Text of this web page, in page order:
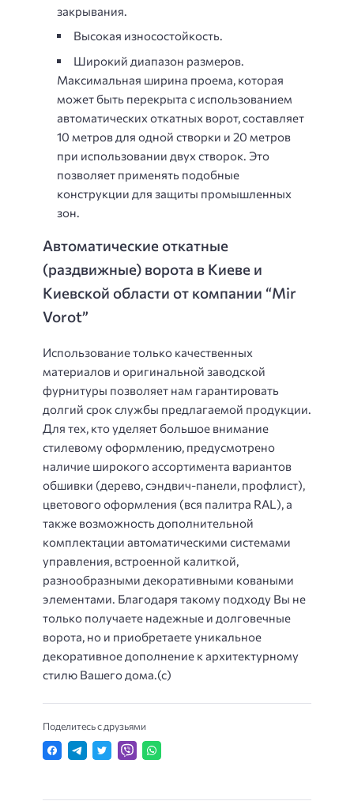
закрывания.
Высокая износостойкость.
Широкий диапазон размеров.
Максимальная ширина проема, которая
может быть перекрыта с использованием
автоматических откатных ворот, составляет
10 метров для одной створки и 20 метров
при использовании двух створок. Это
позволяет применять подобные
конструкции для защиты промышленных
зон.
Автоматические откатные
(раздвижные) ворота в Киеве и
Киевской области от компании “Mir
Vorot”
Использование только качественных
материалов и оригинальной заводской
фурнитуры позволяет нам гарантировать
долгий срок службы предлагаемой продукции.
Для тех, кто уделяет большое внимание
стилевому оформлению, предусмотрено
наличие широкого ассортимента вариантов
обшивки (дерево, сэндвич-панели, профлист),
цветового оформления (вся палитра RAL), а
также возможность дополнительной
комплектации автоматическими системами
управления, встроенной калиткой,
разнообразными декоративными коваными
элементами. Благодаря такому подходу Вы не
только получаете надежные и долговечные
ворота, но и приобретаете уникальное
декоративное дополнение к архитектурному
стилю Вашего дома.(с)
Поделитесь с друзьями